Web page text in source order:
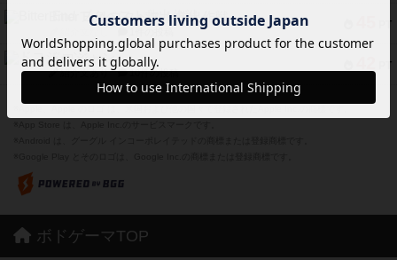
PT
Bitter End ブタペスト救出作戦
PT
ドコジャン
紹介文あり 10件の投稿
ボドゲーマTOP